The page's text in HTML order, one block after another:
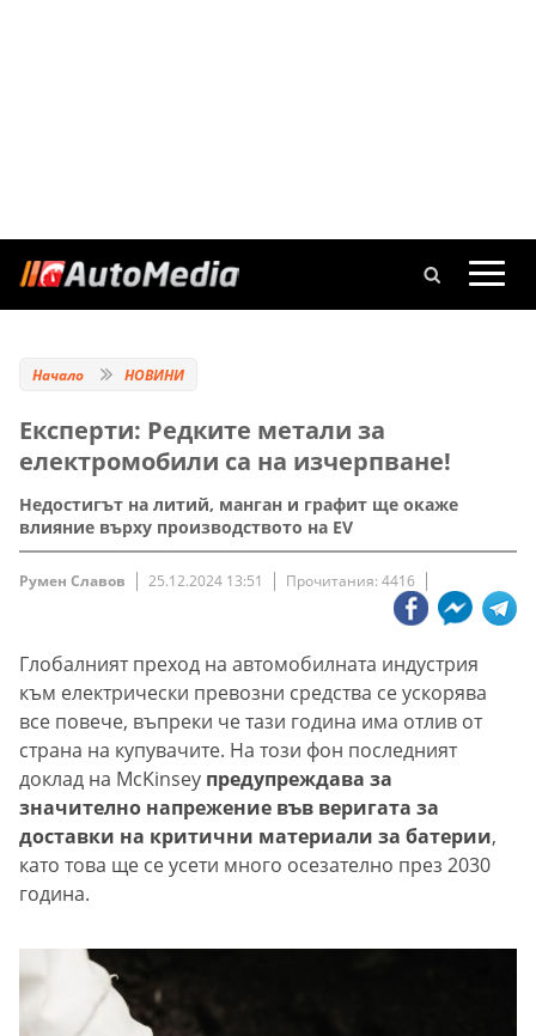
Начало НОВИНИ
Eксперти: Редките метали за
електромобили са на изчерпване!
Недостигът на литий, манган и графит ще окаже
влияние върху производството на EV
Румен Славов 25.12.2024 13:51 Прочитания: 4416
Глобалният преход на автомобилната индустрия
към електрически превозни средства се ускорява
все повече, въпреки че тази година има отлив от
страна на купувачите. На този фон последният
доклад на McKinsey предупреждава за
значително напрежение във веригата за
доставки на критични материали за батерии,
като това ще се усети много осезателно през 2030
година.